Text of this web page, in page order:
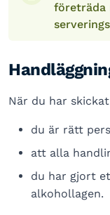
företräda
När du har
du är rätt
att alla
du har gjort
alkohollagen.